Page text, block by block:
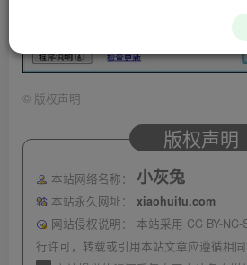
© 版权声明
版权声明
本站网络名称： 小灰兔
本站永久网址：
xiaohuitu.com
网站侵权说明：
本站采用 CC BY-
行许可，转载或引用本站文章应遵循相同